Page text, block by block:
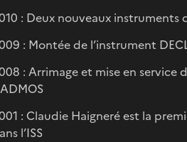
: Deux nouveaux instruments
: Montée de l’instrument
: Arrimage et mise en
: Claudie Haigneré est la
l’ISS